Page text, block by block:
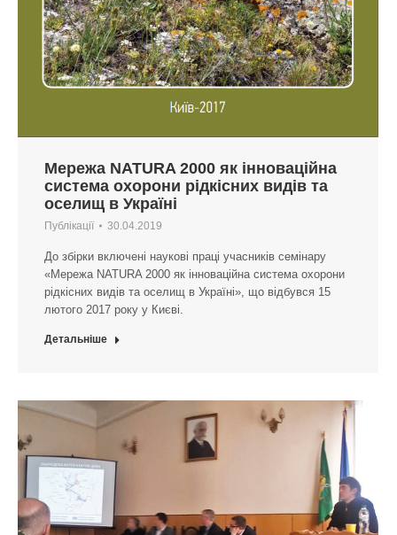
Мережа NATURA 2000 як інноваційна
система охорони рідкісних видів та
оселищ в Україні
Публікації 30.04.2019
До збірки включені наукові праці учасників семінару
«Мережа NATURA 2000 як інноваційна система охорони
рідкісних видів та оселищ в Україні», що відбувся 15
лютого 2017 року у Києві.
Детальніше